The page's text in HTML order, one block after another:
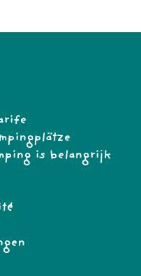
is belangrijk